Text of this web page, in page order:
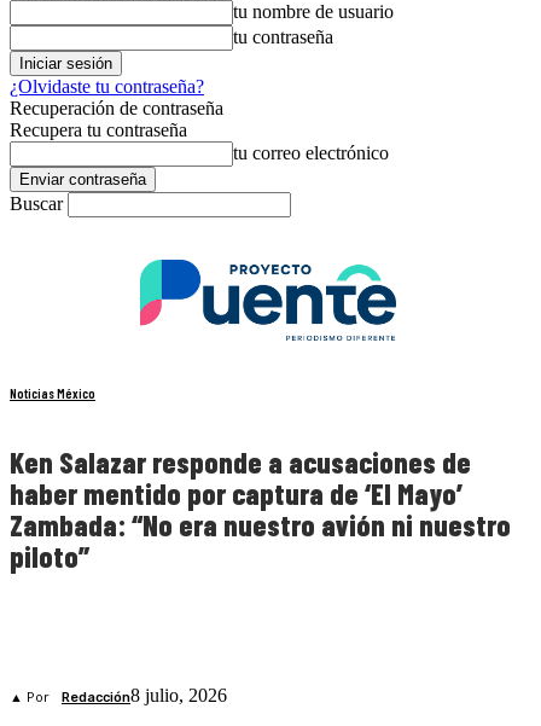
tu nombre de usuario
tu contraseña
¿Olvidaste tu contraseña?
Recuperación de contraseña
Recupera tu contraseña
tu correo electrónico
Buscar
Noticias México
Ken Salazar responde a acusaciones de
haber mentido por captura de ‘El Mayo’
Zambada: “No era nuestro avión ni nuestro
piloto”
▲ Por Redacción8 julio, 2026